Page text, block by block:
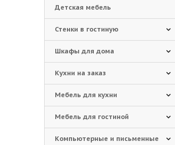
Детская мебель
Стенки в гостиную
Шкафы для дома
Кухни на заказ
Мебель для кухни
Мебель для гостиной
Компьютерные и письменные